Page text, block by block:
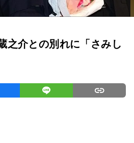
之介との別れに「さみし